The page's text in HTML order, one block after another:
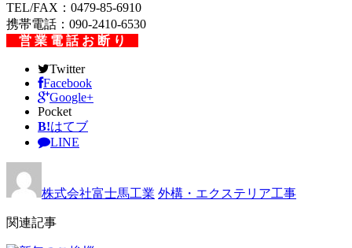
TEL/FAX：0479-85-6910
携帯電話：090-2410-6530
営 業 電 話 お 断 り
Twitter
Facebook
Google+
Pocket
B!はてブ
LINE
株式会社富士馬工業 外構・エクステリア工事
関連記事